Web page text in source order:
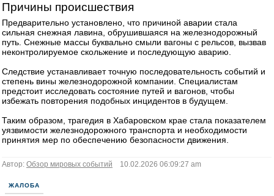
Причины происшествия
Предварительно установлено, что причиной аварии стала
сильная снежная лавина, обрушившаяся на железнодорожный
путь. Снежные массы буквально смыли вагоны с рельсов, вызвав
неконтролируемое скольжение и последующую аварию.
Следствие устанавливает точную последовательность событий и
степень вины железнодорожной компании. Специалистам
предстоит исследовать состояние путей и вагонов, чтобы
избежать повторения подобных инцидентов в будущем.
Таким образом, трагедия в Хабаровском крае стала показателем
уязвимости железнодорожного транспорта и необходимости
принятия мер по обеспечению безопасности движения.
Автор: Обзор мировых событий 10.02.2026 06:09:27 am
ЖАЛОБА